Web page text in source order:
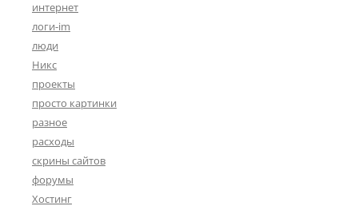
интернет
логи-im
люди
Никс
проекты
просто картинки
разное
расходы
скрины сайтов
форумы
Хостинг